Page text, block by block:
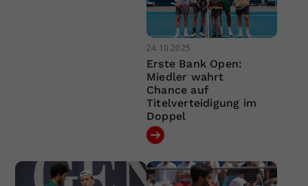
24.10.2025
Erste Bank Open:
Miedler wahrt
Chance auf
Titelverteidigung im
Doppel